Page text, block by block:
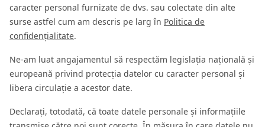
caracter personal furnizate de dvs. sau colectate din alte
surse astfel cum am descris pe larg în Politica de
confidențialitate.
Ne-am luat angajamentul să respectăm legislația națională și
europeană privind protecția datelor cu caracter personal și
libera circulație a acestor date.
Declarați, totodată, că toate datele personale și informațiile